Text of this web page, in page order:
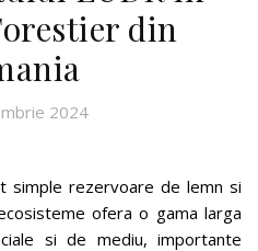
din
2024
simple rezervoare de lemn si
ofera o gama larga
si de mediu, importante